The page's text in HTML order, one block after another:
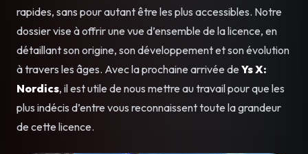
rapides, sans pour autant être les plus accessibles. Notre
dossier vise à offrir une vue d’ensemble de la licence, en
détaillant son origine, son développement et son évolution
à travers les âges. Avec la prochaine arrivée de Ys X:
Nordics, il est utile de nous mettre au travail pour que les
plus indécis d’entre vous reconnaissent toute la grandeur
de cette licence.